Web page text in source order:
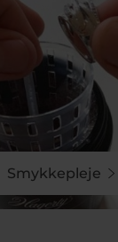
Smykkepleje